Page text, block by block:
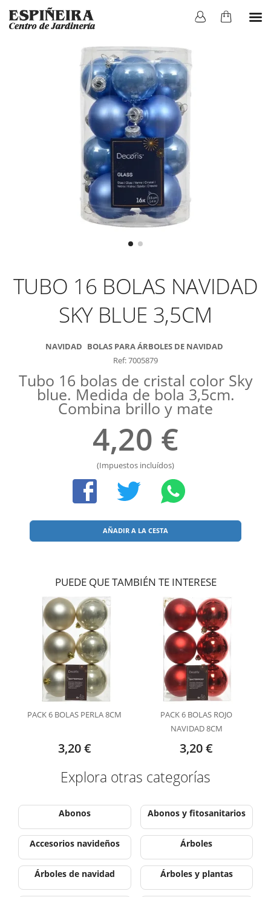
TUBO 16 BOLAS NAVIDAD
SKY BLUE 3,5CM
NAVIDAD BOLAS PARA ÁRBOLES DE NAVIDAD
Ref: 7005879
Tubo 16 bolas de cristal color Sky
blue. Medida de bola 3,5cm.
Combina brillo y mate
4,20 €
(Impuestos incluídos)
AÑADIR A LA CESTA
PUEDE QUE TAMBIÉN TE INTERESE
PACK 6 BOLAS PERLA 8CM
3,20 €
PACK 6 BOLAS ROJO
NAVIDAD 8CM
3,20 €
Explora otras categorías
Abonos Abonos y fitosanitarios
Accesorios navideños Árboles
Árboles de navidad Árboles y plantas